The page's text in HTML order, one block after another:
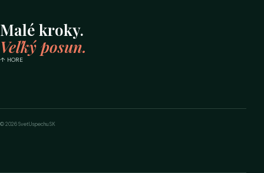
Malé kroky.
Veľký posun.
↑ HORE
© 2026 SvetUspechu.SK